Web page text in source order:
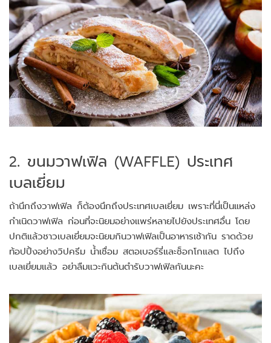
2. ขนมวาฟเฟิล (WAFFLE) ประเทศ
เบลเยี่ยม
ถ้านึกถึงวาฟเฟิล ก็ต้องนึกถึงประเทศเบลเยี่ยม เพราะที่นี่เป็นแหล่ง
กำเนิดวาฟเฟิล ก่อนที่จะนิยมอย่างแพร่หลายไปยังประเทศอื่น โดย
ปกติแล้วชาวเบลเยี่ยมจะนิยมกินวาฟเฟิลเป็นอาหารเช้ากัน ราดด้วย
ท้อปปิ้งอย่างวิปครีม น้ำเชื่อม สตอเบอร์รี่และช็อกโกแลต ไปถึง
เบลเยี่ยมแล้ว อย่าลืมแวะกินต้นตำรับวาฟเฟิลกันนะคะ